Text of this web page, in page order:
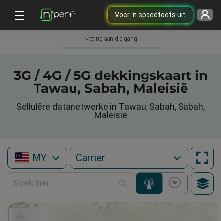
Voer 'n spoedtoets uit
Meting aan die gang
3G / 4G / 5G dekkingskaart in
Tawau, Sabah, Maleisië
Sellulêre datanetwerke in Tawau, Sabah, Sabah,
Maleisië
MY